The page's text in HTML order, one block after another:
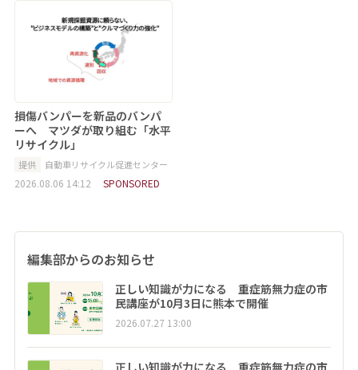
損傷バンパーを新品のバンパ
ーへ マツダが取り組む「水平
リサイクル」
提供 自動車リサイクル促進センター
2026.08.06 14:12 SPONSORED
編集部からのお知らせ
正しい知識が力になる 重症筋無力症の市
民講座が10月3日に熊本で開催
2026.07.27 13:00